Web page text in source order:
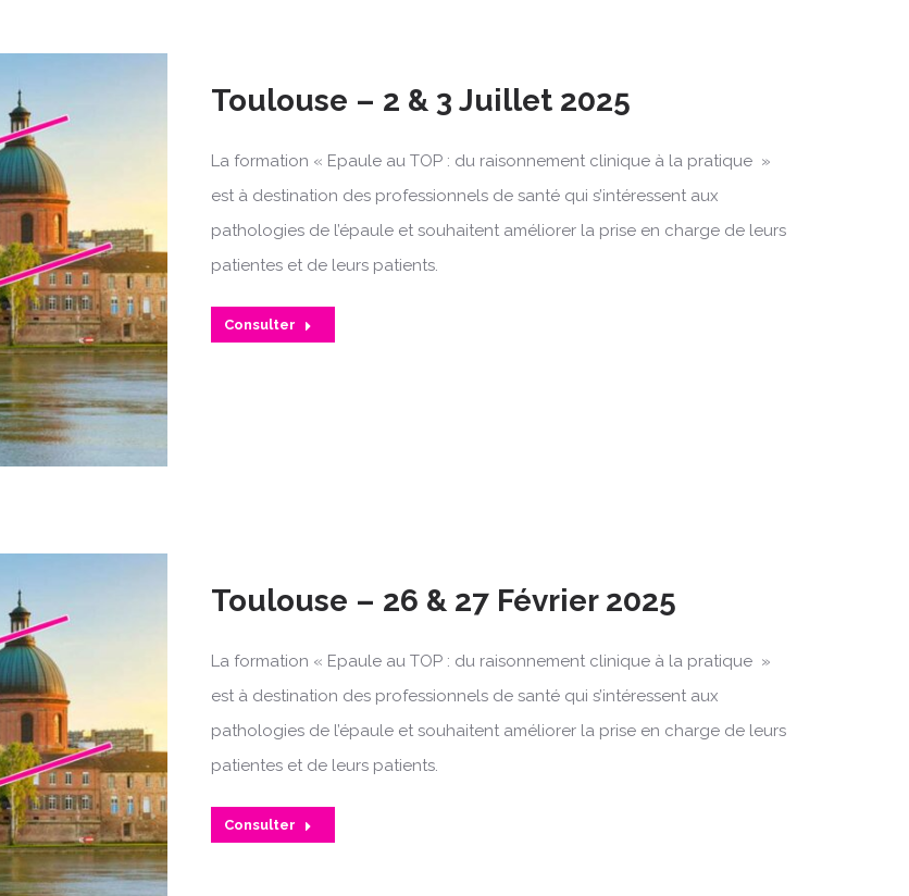
Toulouse – 2 & 3 Juillet 2025
La formation « Epaule au TOP : du raisonnement clinique à la pratique »
est à destination des professionnels de santé qui s’intéressent aux
pathologies de l’épaule et souhaitent améliorer la prise en charge de leurs
patientes et de leurs patients.
Consulter
Toulouse – 26 & 27 Février 2025
La formation « Epaule au TOP : du raisonnement clinique à la pratique »
est à destination des professionnels de santé qui s’intéressent aux
pathologies de l’épaule et souhaitent améliorer la prise en charge de leurs
patientes et de leurs patients.
Consulter